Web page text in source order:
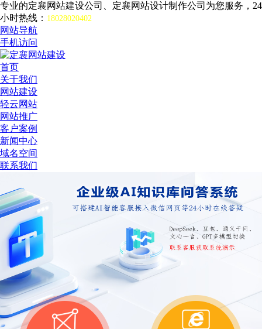
专业的定襄网站建设公司、定襄网站设计制作公司为您服务，24
小时热线： 18028020402
网站导航
手机访问
首页
关于我们
网站建设
轻云网站
网站推广
客户案例
新闻中心
域名空间
联系我们